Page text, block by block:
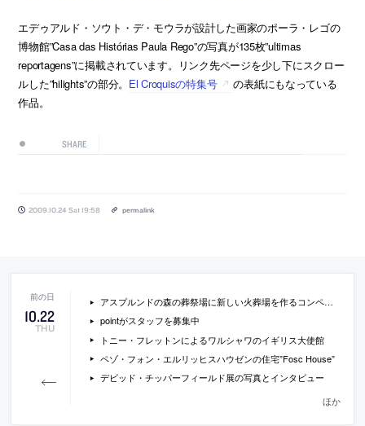
エデゥアルド・ソウト・デ・モウラが設計した画家のポーラ・レゴの
博物館”Casa das Histórias Paula Rego”の写真が135枚”ultimas
reportagens”に掲載されています。リンク先ページを少し下にスクロー
ルした”hilights”の部分。 El Croquisの特集号
の表紙にもなっている
作品。
SHARE
2009.10.24 Sat 19:58 permalink
10.22
THU
アスプルンドの森の葬祭場に新しい火葬場を作るコンペの招待建築家の提案
pointがスタッフを募集中
トニー・フレットンによるワルシャワのイギリス大使館
ペゾ・フォン・エルリッヒスハウゼンの住宅”Fosc House”
デビッド・チッパーフィールド展の写真とインタビュー
ほか